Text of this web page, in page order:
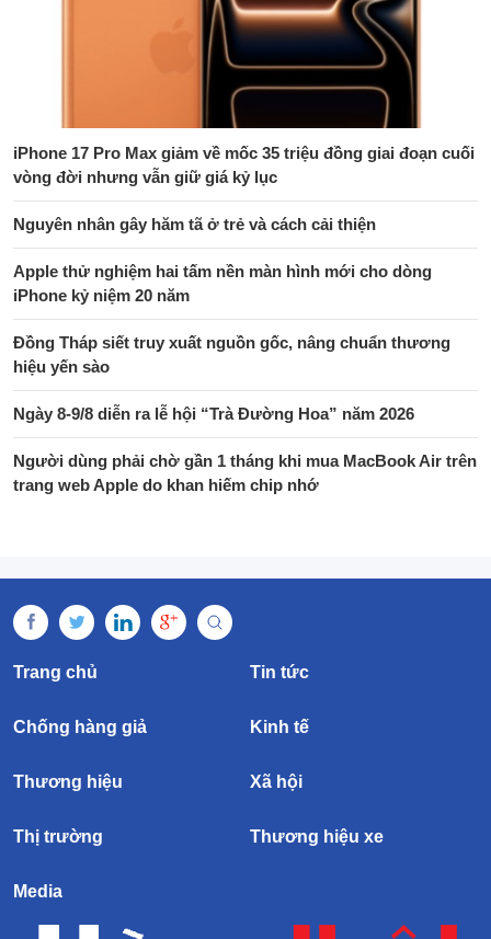
iPhone 17 Pro Max giảm về mốc 35 triệu đồng giai đoạn cuối
vòng đời nhưng vẫn giữ giá kỷ lục
Nguyên nhân gây hăm tã ở trẻ và cách cải thiện
Apple thử nghiệm hai tấm nền màn hình mới cho dòng
iPhone kỷ niệm 20 năm
Đồng Tháp siết truy xuất nguồn gốc, nâng chuẩn thương
hiệu yến sào
Ngày 8-9/8 diễn ra lễ hội “Trà Đường Hoa” năm 2026
Người dùng phải chờ gần 1 tháng khi mua MacBook Air trên
trang web Apple do khan hiếm chip nhớ
Trang chủ Tin tức
Chống hàng giả Kinh tế
Thương hiệu Xã hội
Thị trường Thương hiệu xe
Media